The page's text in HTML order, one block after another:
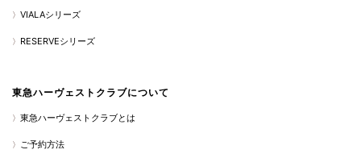
VIALAシリーズ
RESERVEシリーズ
東急ハーヴェストクラブについて
東急ハーヴェストクラブとは
ご予約方法